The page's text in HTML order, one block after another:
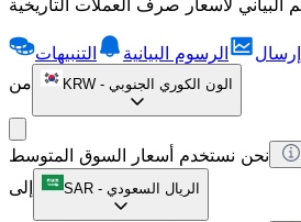
إرسال الرسوم البيانية
التنبيهات
من
KRW - الون الكوري الجنوبي
نحن نستخدم أسعار السوق المتوسط
إلى
SAR - الريال السعودي